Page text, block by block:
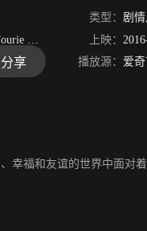
类型： 剧
Devon Hofmeyr上映：
分享 播放源： 爱
幸福和友谊的世界中面对